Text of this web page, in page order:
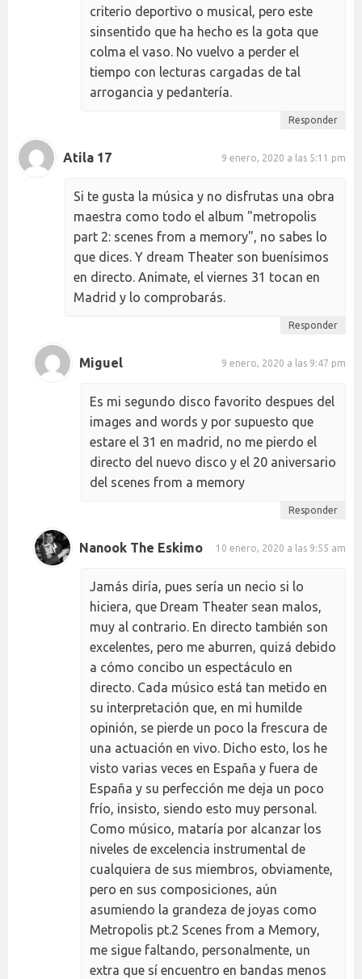
criterio deportivo o musical, pero este
sinsentido que ha hecho es la gota que
colma el vaso. No vuelvo a perder el
tiempo con lecturas cargadas de tal
arrogancia y pedantería.
Responder
Atila 17 9 enero, 2020 a las 5:11 pm
Si te gusta la música y no disfrutas una obra
maestra como todo el album "metropolis
part 2: scenes from a memory", no sabes lo
que dices. Y dream Theater son buenísimos
en directo. Animate, el viernes 31 tocan en
Madrid y lo comprobarás.
Responder
Miguel 9 enero, 2020 a las 9:47 pm
Es mi segundo disco favorito despues del
images and words y por supuesto que
estare el 31 en madrid, no me pierdo el
directo del nuevo disco y el 20 aniversario
del scenes from a memory
Responder
Nanook The Eskimo 10 enero, 2020 a las 9:55 am
Jamás diría, pues sería un necio si lo
hiciera, que Dream Theater sean malos,
muy al contrario. En directo también son
excelentes, pero me aburren, quizá debido
a cómo concibo un espectáculo en
directo. Cada músico está tan metido en
su interpretación que, en mi humilde
opinión, se pierde un poco la frescura de
una actuación en vivo. Dicho esto, los he
visto varias veces en España y fuera de
España y su perfección me deja un poco
frío, insisto, siendo esto muy personal.
Como músico, mataría por alcanzar los
niveles de excelencia instrumental de
cualquiera de sus miembros, obviamente,
pero en sus composiciones, aún
asumiendo la grandeza de joyas como
Metropolis pt.2 Scenes from a Memory,
me sigue faltando, personalmente, un
extra que sí encuentro en bandas menos